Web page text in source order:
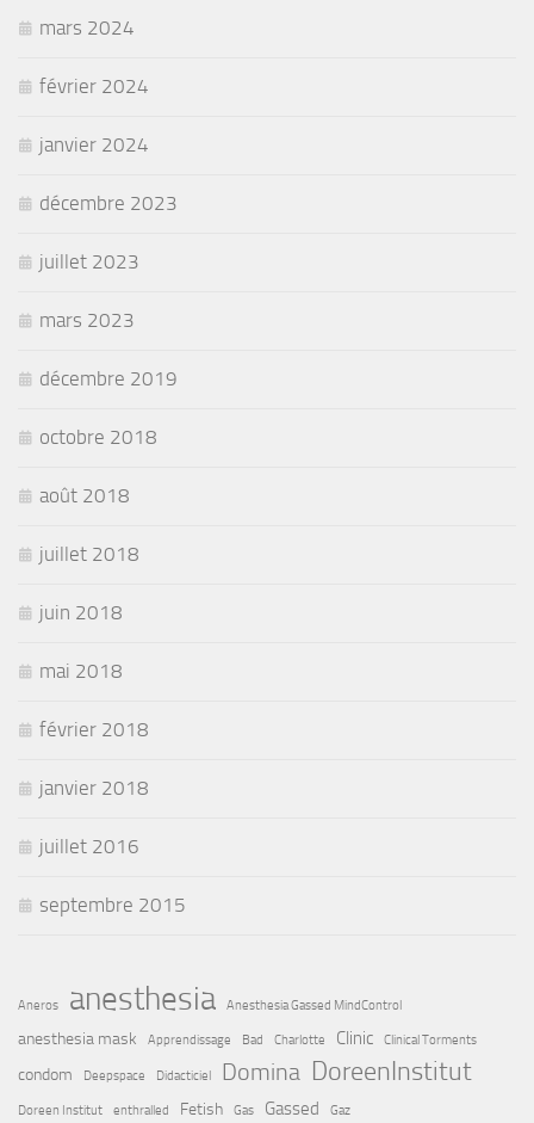
mars 2024
février 2024
janvier 2024
décembre 2023
juillet 2023
mars 2023
décembre 2019
octobre 2018
août 2018
juillet 2018
juin 2018
mai 2018
février 2018
janvier 2018
juillet 2016
septembre 2015
Aneros anesthesia Anesthesia Gassed MindControl
anesthesia mask Apprendissage Bad Charlotte Clinic Clinical Torments
condom Deepspace Didacticiel Domina DoreenInstitut
Doreen Institut enthralled Fetish Gas Gassed Gaz